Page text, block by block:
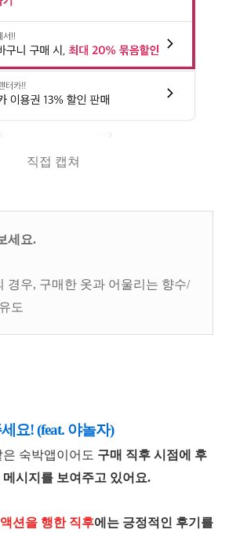
직접 캡쳐
세요.
경우, 구매한 옷과 어울리는 향수/
도
요! (feat. 야놀자)
숙박앱이어도 구매 직후 시점에 후
시지를 보여주고 있어요.
션을 행한 직후에는 긍정적인 후기를